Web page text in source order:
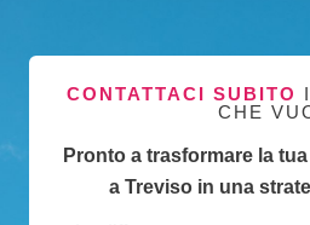
CONTATTACI SUBITO
CHE
Pronto a trasformare la
a Treviso in una